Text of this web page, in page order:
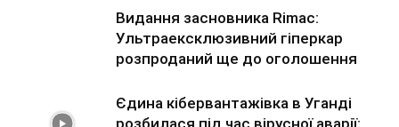
Видання засновника Rimac:
Ультраексклюзивний гіперкар
розпроданий ще до оголошення
Єдина кібервантажівка в Уганді
розбилася під час вірусної аварії: